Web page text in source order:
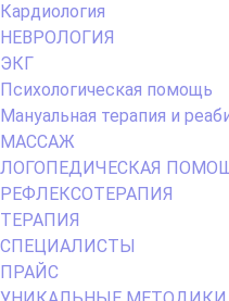
Кардиология
НЕВРОЛОГИЯ
ЭКГ
Психологическая помощь
Мануальная терапия и
МАССАЖ
ЛОГОПЕДИЧЕСКАЯ
РЕФЛЕКСОТЕРАПИЯ
ТЕРАПИЯ
СПЕЦИАЛИСТЫ
ПРАЙС